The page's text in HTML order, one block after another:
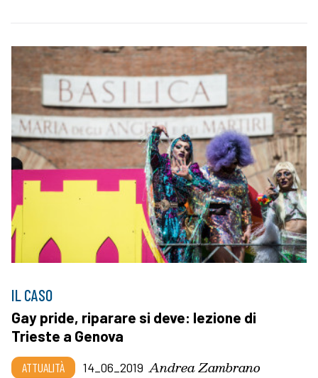
IL CASO
Gay pride, riparare si deve: lezione di
Trieste a Genova
ATTUALITÀ 14_06_2019 Andrea Zambrano